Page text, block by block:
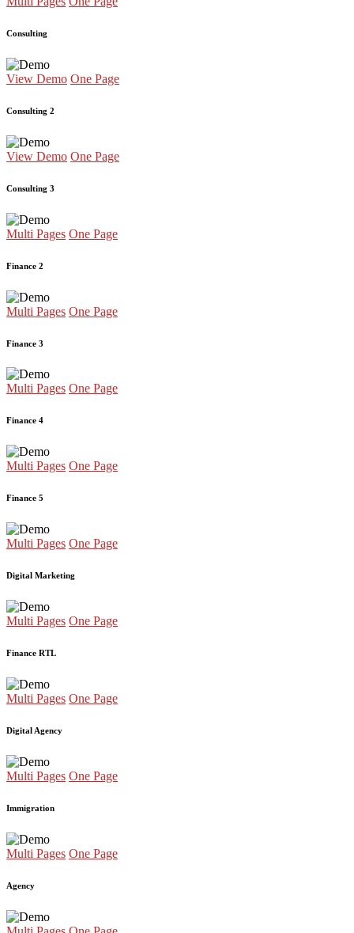
Consulting
View Demo One Page
Consulting 2
View Demo One Page
Consulting 3
Multi Pages One Page
Finance 2
Multi Pages One Page
Finance 3
Multi Pages One Page
Finance 4
Multi Pages One Page
Finance 5
Multi Pages One Page
Digital Marketing
Multi Pages One Page
Finance RTL
Multi Pages One Page
Digital Agency
Multi Pages One Page
Immigration
Multi Pages One Page
Agency